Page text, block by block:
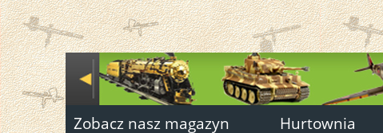
Zobacz nasz magazyn Hurtownia